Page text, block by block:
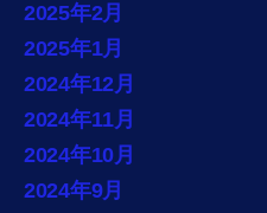
2025年2月
2025年1月
2024年12月
2024年11月
2024年10月
2024年9月